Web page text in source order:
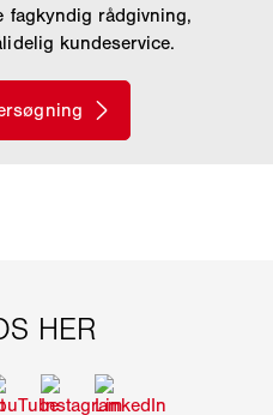
fagkyndig rådgivning,
kundeservice.